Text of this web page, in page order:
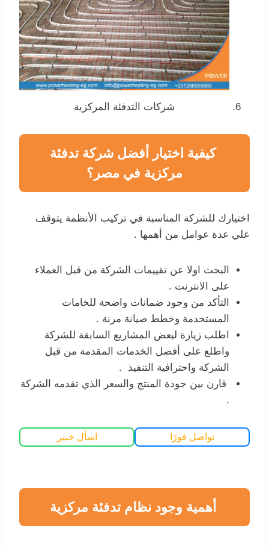
شركات التدفئة المركزية
كيفية اختيار أفضل شركة تدفئة
مركزية في مصر؟
اختيارك للشركة المناسبة في تركيب الأنظمة يتوقف
علي عدة عوامل من أهمها .
البحث اولا عن تقييمات الشركة من قبل العملاء
على الانترنت .
التأكد من وجود ضمانات واضحة للخامات
المستخدمة وخطط صيانة مرنة .
اطلب زيارة لبعض المشاريع السابقة للشركة
واطلع على أفضل الخدمات المقدمة من قبل
الشركة واحترافية التنفيذ .
قارن بين جودة المنتج والسعر الذي تقدمه الشركة
.
تواصل فورًا اسأل خبير
أهمية وجود نظام تدفئة مركزية